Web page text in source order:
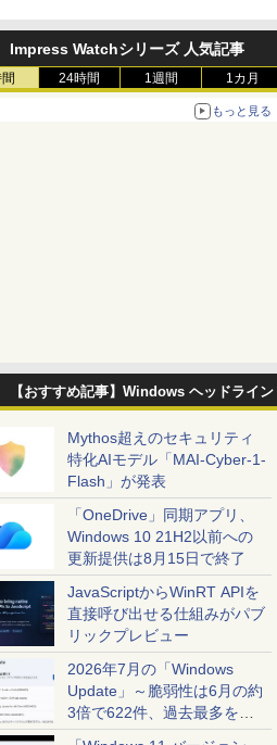
Impress Watchシリーズ 人気記事
24時間 1週間 1カ月
もっと見る
【おすすめ記事】Windows ヘッドライン
Mythos超えのセキュリティ
特化AIモデル「MAI-Cyber-1-
Flash」が発表
「OneDrive」同期アプリ、
Windows 10 21H2以前への
更新提供は8月15日で終了
JavaScriptからWinRT APIを
直接呼び出せる仕組みがパブ
リックプレビュー
2026年7月の「Windows
Update」～脆弱性は6月の約
3倍で622件、過去最多を大
幅に更新